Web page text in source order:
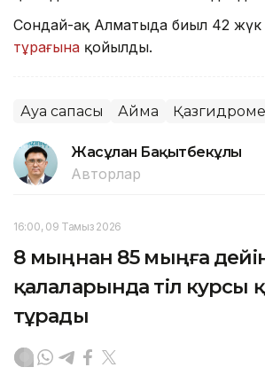
Сондай-ақ Алматыда биыл 42 жүк
тұрағына қойылды.
Ауа сапасы Аймақ
Жасұлан Бақытбекұлы
Авторлар
16:00, 09 Тамыз 2026
8 мыңнан 85 мыңға дейін:
қалаларында тіл курсы
тұрады